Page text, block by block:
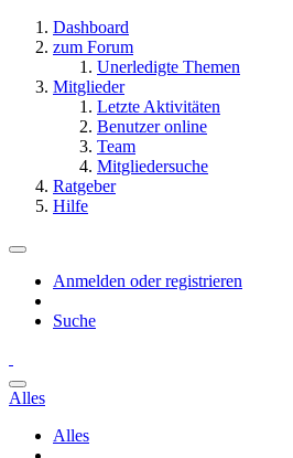
Dashboard
zum Forum
Unerledigte Themen
Mitglieder
Letzte Aktivitäten
Benutzer online
Team
Mitgliedersuche
Ratgeber
Hilfe
Anmelden oder registrieren
Suche
Alles
Alles